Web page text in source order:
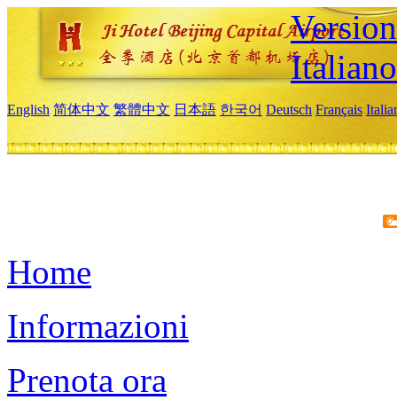
Italiano
English 简体中文 繁體中文 日本語 한국어 Deutsch Français
Home
Informazioni
Prenota ora